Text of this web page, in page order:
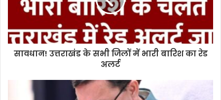
सावधान! उत्तराखंड के सभी जिलों में भारी बारिश का रेड
अलर्ट